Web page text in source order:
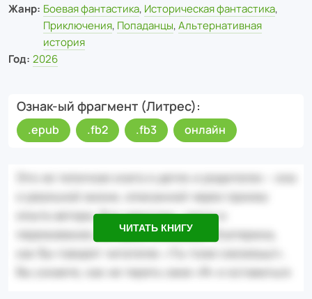
Жанр: Боевая фантастика, Историческая фантастика,
Приключения, Попаданцы,Альтернативная
история
Год: 2026
Ознак-ый фрагмент (Литрес)
.epub .fb2 .fb3 онлайн
ЧИТАТЬ КНИГУ